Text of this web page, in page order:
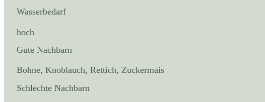
Wasserbedarf
hoch
Gute Nachbarn
Bohne, Knoblauch, Rettich, Zuckermais
Schlechte Nachbarn